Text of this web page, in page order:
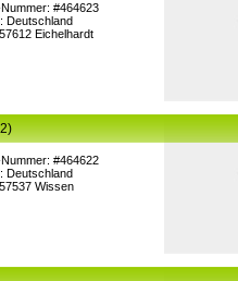
#464623
Deutschland
Eichelhardt
#464622
Deutschland
Wissen